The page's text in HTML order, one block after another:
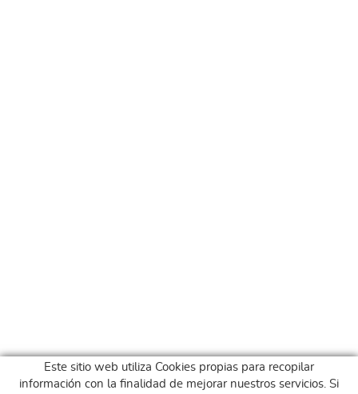
Este sitio web utiliza Cookies propias para recopilar
información con la finalidad de mejorar nuestros servicios. Si